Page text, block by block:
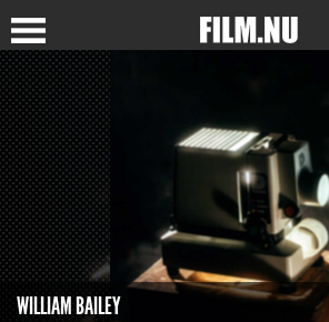
WILLIAM BAILEY